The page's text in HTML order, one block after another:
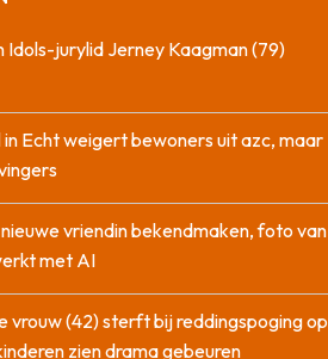
Idols-jurylid Jerney Kaagman (79)
Echt weigert bewoners uit azc, maar
vriendin bekendmaken, foto van
met AI
vrouw (42) sterft bij reddingspoging op
zien drama gebeuren